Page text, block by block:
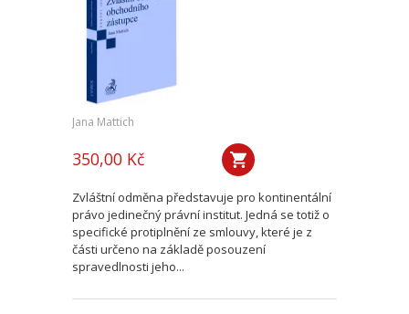
Jana Mattich
350,00 Kč
Zvláštní odměna představuje pro kontinentální
právo jedinečný právní institut. Jedná se totiž o
specifické protiplnění ze smlouvy, které je z
části určeno na základě posouzení
spravedlnosti jeho...